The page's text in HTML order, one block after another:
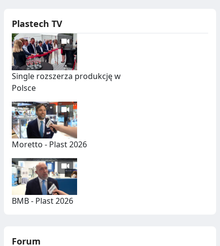
Plastech TV
Single rozszerza produkcję w
Polsce
Moretto - Plast 2026
BMB - Plast 2026
Forum